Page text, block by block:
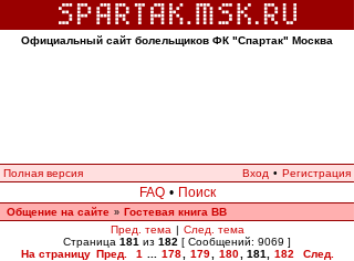
Официальный сайт болельщиков ФК "Спартак" Москва
Полная версия Вход • Регистрация
FAQ • Поиск
Общение на сайте » Гостевая книга ВВ
Пред. тема | След. тема
Страница 181 из 182 [ Сообщений: 9069 ]
На страницу Пред. 1 178 179 180 181 182
След.